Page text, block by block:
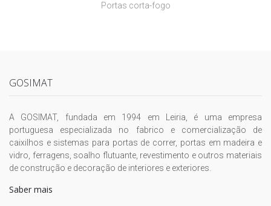
Portas corta-fogo
GOSIMAT
A GOSIMAT, fundada em 1994 em Leiria, é uma empresa
portuguesa especializada no fabrico e comercialização de
caixilhos e sistemas para portas de correr, portas em madeira e
vidro, ferragens, soalho flutuante, revestimento e outros materiais
de construção e decoração de interiores e exteriores.
Saber mais